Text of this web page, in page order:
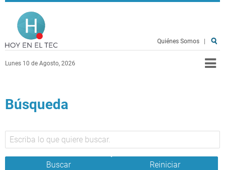
Pasar al contenido principal
Lunes 10 de Agosto, 2026
Quiénes Somos
Búsqueda